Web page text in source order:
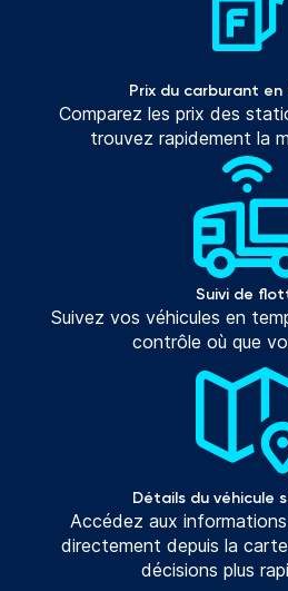
Prix du carburant
Comparez les prix des
trouvez rapidement la
Suivi de
Suivez vos véhicules en
contrôle où que
Détails du véhicule
Accédez aux
directement depuis la
décisions plus